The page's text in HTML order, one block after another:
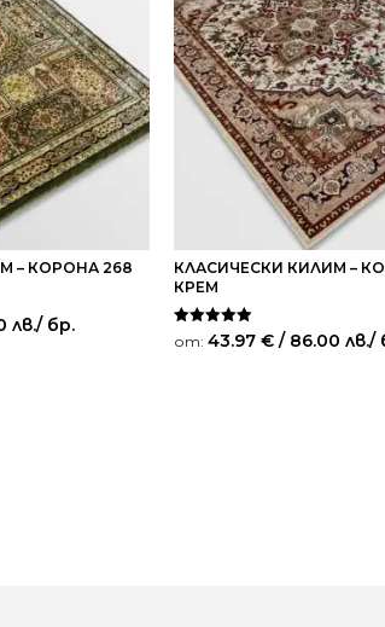
– КОРОНА 268
лв./ бр.
КЛАСИЧЕСКИ КИЛИМ –
КРЕМ
Оценено на
5.00
от: 43.97 € / 86.00 лв./